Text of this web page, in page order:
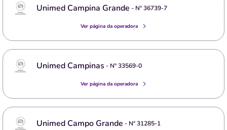
Unimed Campina Grande - Nº36739-7
Ver página da operadora
Unimed Campinas - Nº33569-0
Ver página da operadora
Unimed Campo Grande - Nº31285-1